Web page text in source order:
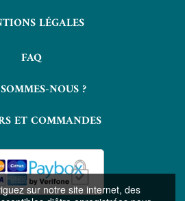
sur notre site internet, des
LÉGALES
FAQ
NOUS ?
ET COMMANDES